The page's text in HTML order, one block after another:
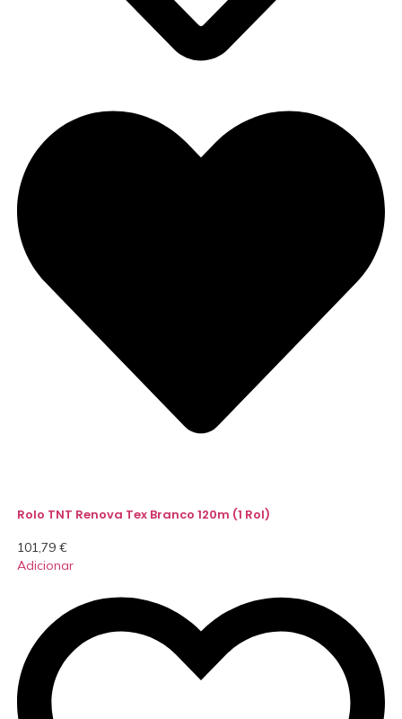
Rolo TNT Renova Tex Branco 120m (1 Rol)
101,79 €
Adicionar